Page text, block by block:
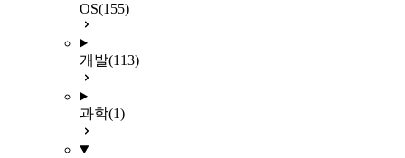
OS(155)
개발(113)
과학(1)